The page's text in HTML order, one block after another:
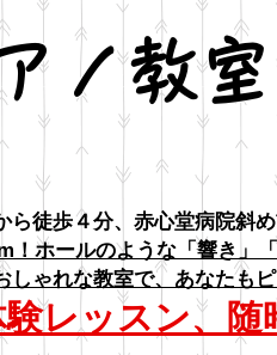
ノ教室
ら徒歩４分、赤心堂病院斜
！ ホールのような「響き」「
しゃれな教室で、あなたも
レッスン、随